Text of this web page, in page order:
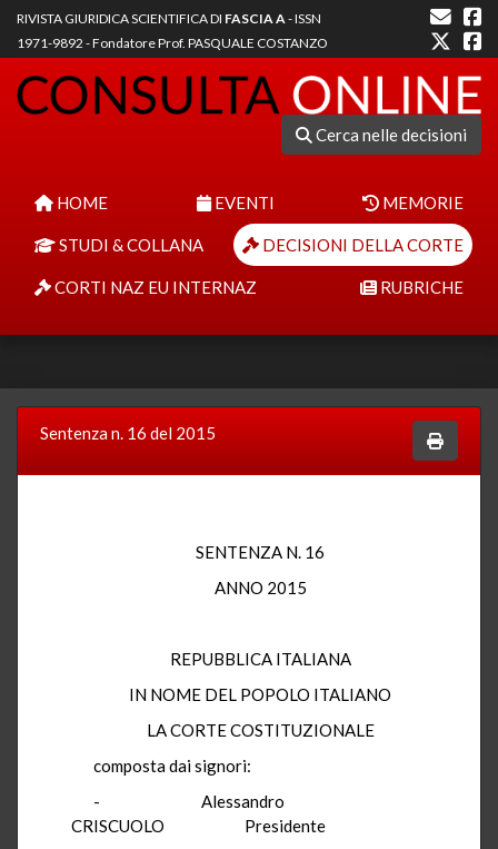
RIVISTA GIURIDICA SCIENTIFICA DI FASCIA A- ISSN
1971-9892 - Fondatore Prof. PASQUALE COSTANZO
Cerca nelle decisioni
HOME EVENTI MEMORIE
STUDI & COLLANA DECISIONI DELLA CORTE
CORTI NAZ EU INTERNAZ RUBRICHE
Sentenza n. 16 del 2015
SENTENZA N. 16
ANNO 2015
REPUBBLICA ITALIANA
IN NOME DEL POPOLO ITALIANO
LA CORTE COSTITUZIONALE
composta dai signori:
- Alessandro
CRISCUOLO Presidente